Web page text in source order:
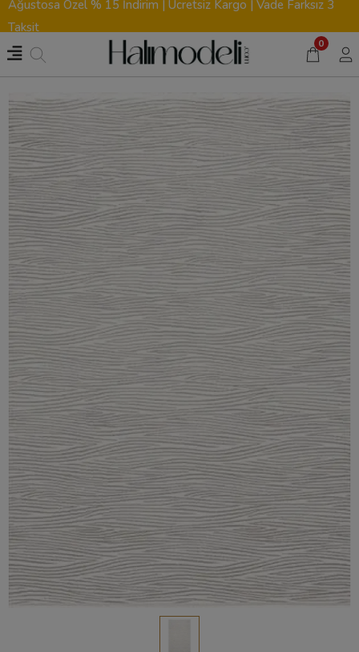
Ağustosa Özel % 15 İndirim | Ücretsiz Kargo | Vade Farksız 3
Taksit
0